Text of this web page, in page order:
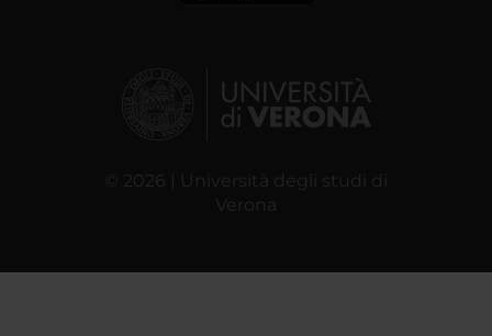
© 2026 | Università degli studi di
Verona